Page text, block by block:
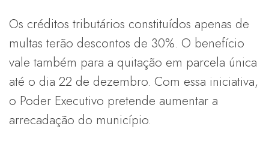
Os créditos tributários constituídos apenas de
multas terão descontos de 30%. O benefício
vale também para a quitação em parcela única
até o dia 22 de dezembro. Com essa iniciativa,
o Poder Executivo pretende aumentar a
arrecadação do município.